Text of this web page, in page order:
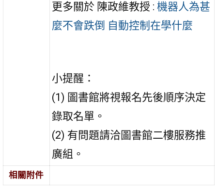
更多關於 陳政維教授 : 機器人為甚
麼不會跌倒 自動控制在學什麼
小提醒：
(1) 圖書館將視報名先後順序決定
錄取名單。
(2) 有問題請洽圖書館二樓服務推
廣組。
相關附件